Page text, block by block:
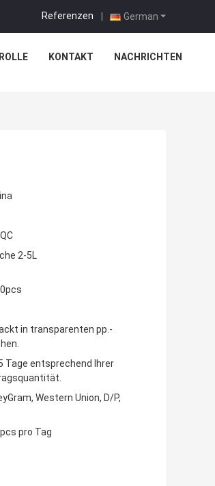
German
Referenzen |
KONTAKT NACHRICHTEN
2-5L
in transparenten pp.-
Tage entsprechend Ihrer
Western Union, D/P,
pro Tag